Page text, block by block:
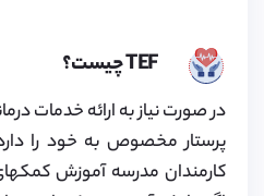
دوره های دانشگاه، خدمات و
سفیران دانشجویی دانشگاه،
کتابخانه
TEF چیست؟
در صورت نیاز به ارائه خدمات
پرستار مخصوص به خود را
کارمندان مدرسه آموزش